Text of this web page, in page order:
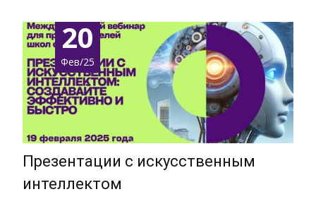
20
Фев/25
Презентации с искусственным
интеллектом